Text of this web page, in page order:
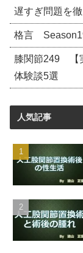
遅すぎ問題を
格言
膝関節249 【
体験談5選
人気記事